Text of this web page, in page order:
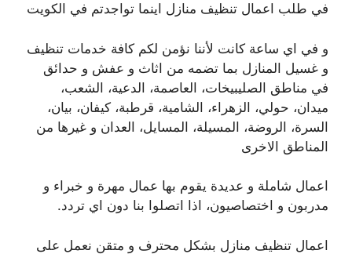
في طلب اعمال تنظيف منازل اينما تواجدتم في الكويت
و في اي ساعة كانت لأننا نؤمن لكم كافة خدمات تنظيف
و غسيل المنازل بما تضمه من اثاث و عفش و حدائق
في مناطق الصليبيخات، العاصمة، الدعية، الشعب،
ميدان، حولي، الزهراء، الشامية، قرطبة، كيفان، بيان،
السرة، الروضة، المسيلة، المسايل، العدان و غيرها من
المناطق الاخرى
اعمال شاملة و عديدة يقوم بها عمال مهرة و خبراء و
مدربون و اختصاصيون، اذا اتصلوا بنا دون اي تردد.
اعمال تنظيف منازل بشكل محترف و متقن نعمل على